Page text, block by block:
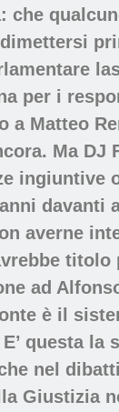
che
per i
a Matteo
Ma DJ
ingiuntive
davanti
averne
titolo
ad
è il
questa la
nel
Giustizia